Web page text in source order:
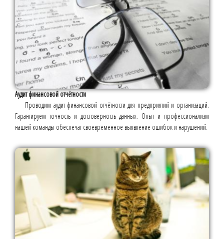
Аудит финансовой отчётности
Проводим аудит финансовой отчётности для предприятий и организаций.
Гарантируем точность и достоверность данных. Опыт и профессионализм
нашей команды обеспечат своевременное выявление ошибок и нарушений.